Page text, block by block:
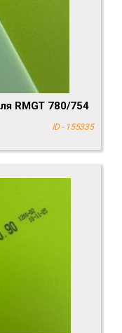
RMGT 780/754
ID - 155335